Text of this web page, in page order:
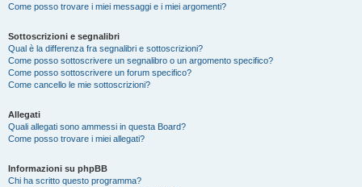
Come posso trovare i miei messaggi e i miei argomenti?
Sottoscrizioni e segnalibri
Qual è la differenza fra segnalibri e sottoscrizioni?
Come posso sottoscrivere un segnalibro o un argomento specifico?
Come posso sottoscrivere un forum specifico?
Come cancello le mie sottoscrizioni?
Allegati
Quali allegati sono ammessi in questa Board?
Come posso trovare i miei allegati?
Informazioni su phpBB
Chi ha scritto questo programma?